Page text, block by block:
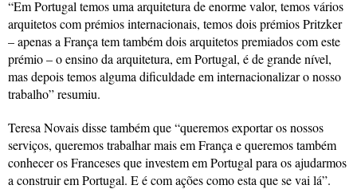
“Em Portugal temos uma arquitetura de enorme valor, temos vários
arquitetos com prémios internacionais, temos dois prémios Pritzker
– apenas a França tem também dois arquitetos premiados com este
prémio – o ensino da arquitetura, em Portugal, é de grande nível,
mas depois temos alguma dificuldade em internacionalizar o nosso
trabalho” resumiu.
Teresa Novais disse também que “queremos exportar os nossos
serviços, queremos trabalhar mais em França e queremos também
conhecer os Franceses que investem em Portugal para os ajudarmos
a construir em Portugal. E é com ações como esta que se vai lá”.